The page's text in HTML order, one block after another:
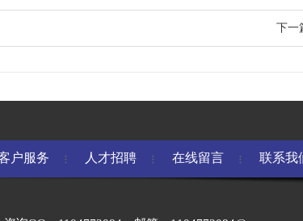
下一
户服务 人才招聘 在线留言 联系我